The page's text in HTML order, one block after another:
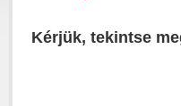
Kérjük, tekintse